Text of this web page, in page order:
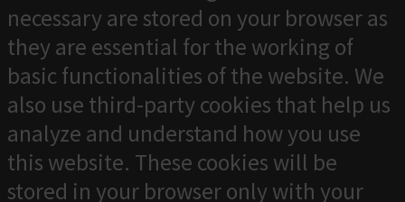
necessary are stored on your browser as
they are essential for the working of
basic functionalities of the website. We
also use third-party cookies that help us
analyze and understand how you use
this website. These cookies will be
stored in your browser only with your